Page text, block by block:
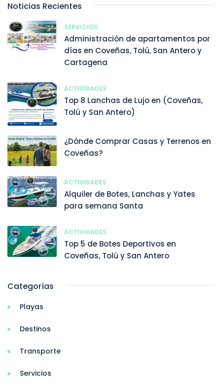
Noticias Recientes
SERVICIOS
Administración de apartamentos por
días en Coveñas, Tolú, San Antero y
Cartagena
ACTIVIDADES
Top 8 Lanchas de Lujo en (Coveñas,
Tolú y San Antero)
¿Dónde Comprar Casas y Terrenos en
Coveñas?
ACTIVIDADES
Alquiler de Botes, Lanchas y Yates
para semana Santa
ACTIVIDADES
Top 5 de Botes Deportivos en
Coveñas, Tolú y San Antero
Categorías
Playas
Destinos
Transporte
Servicios